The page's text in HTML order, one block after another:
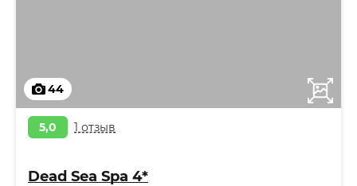
44
5,0 1 отзыв
Dead Sea Spa 4*